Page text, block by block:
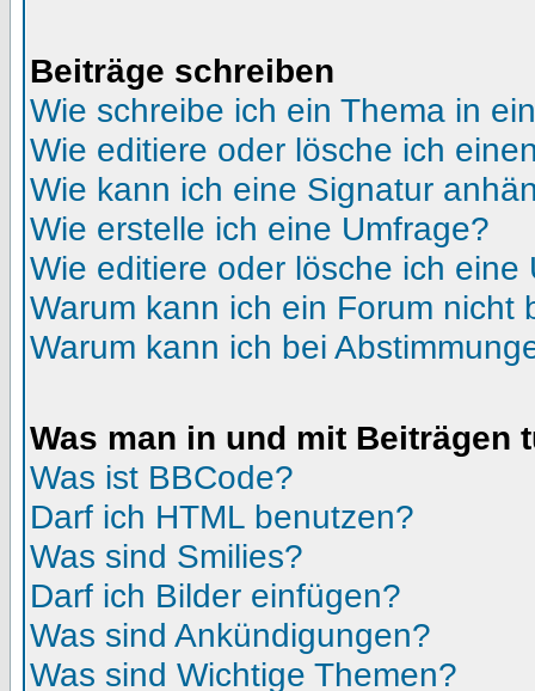
Beiträge schreiben
Wie schreibe ich ein Thema in
Wie editiere oder lösche ich
Wie kann ich eine Signatur
Wie erstelle ich eine Umfrage?
Wie editiere oder lösche ich eine
Warum kann ich ein Forum nicht
Warum kann ich bei
Was man in und mit Beiträgen
Was ist BBCode?
Darf ich HTML benutzen?
Was sind Smilies?
Darf ich Bilder einfügen?
Was sind Ankündigungen?
Was sind Wichtige Themen?